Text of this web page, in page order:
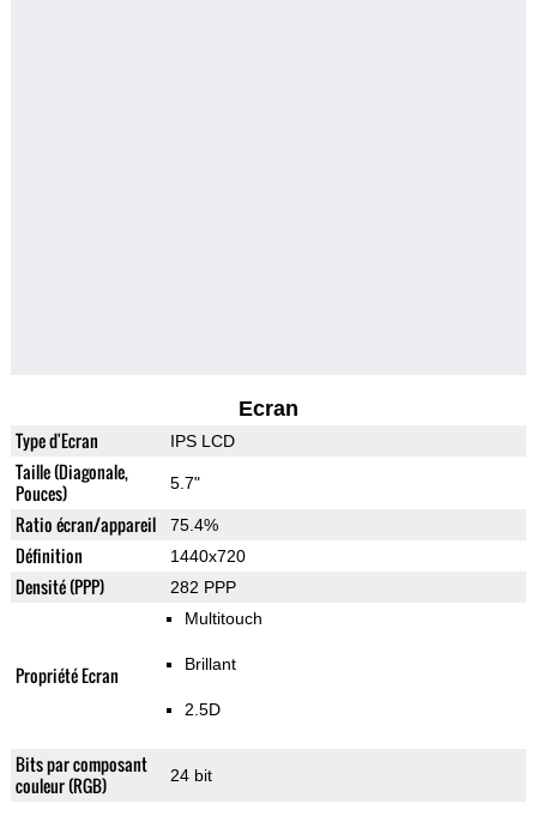
Ecran
Type d'Ecran IPS LCD
Taille (Diagonale,
Pouces)
5.7"
Ratio écran/appareil 75.4%
Définition 1440x720
Densité (PPP) 282 PPP
Propriété Ecran
Multitouch
Brillant
2.5D
Bits par composant
couleur (RGB)
24 bit